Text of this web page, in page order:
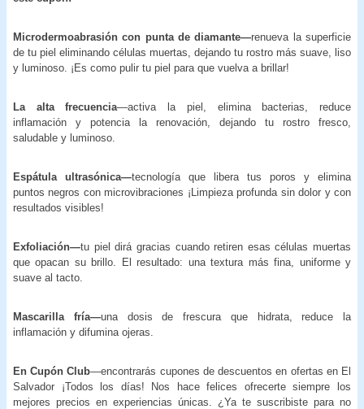
Microdermoabrasión con punta de diamante—renueva la superficie
de tu piel eliminando células muertas, dejando tu rostro más suave, liso
y luminoso. ¡Es como pulir tu piel para que vuelva a brillar!
La alta frecuencia—activa la piel, elimina bacterias, reduce
inflamación y potencia la renovación, dejando tu rostro fresco,
saludable y luminoso.
Espátula ultrasónica—tecnología que libera tus poros y elimina
puntos negros con microvibraciones ¡Limpieza profunda sin dolor y con
resultados visibles!
Exfoliación—tu piel dirá gracias cuando retiren esas células muertas
que opacan su brillo. El resultado: una textura más fina, uniforme y
suave al tacto.
Mascarilla fría—una dosis de frescura que hidrata, reduce la
inflamación y difumina ojeras.
En Cupón Club—encontrarás cupones de descuentos en ofertas en El
Salvador ¡Todos los días! Nos hace felices ofrecerte siempre los
mejores precios en experiencias únicas. ¿Ya te suscribiste para no